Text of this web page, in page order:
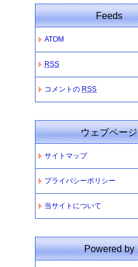
Feeds
ATOM
RSS
コメントの RSS
ウェブページ
サイトマップ
プライバシーポリシー
当サイトについて
Powered by